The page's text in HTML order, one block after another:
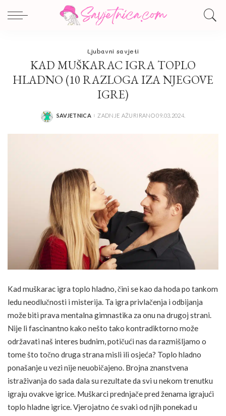
Ljubavni savjeti
KAD MUŠKARAC IGRA TOPLO
HLADNO (10 RAZLOGA IZA NJEGOVE
IGRE)
POSTED
SAVJETNICA ZADNJE AŽURIRANO 09.03.2024.
Kad muškarac igra toplo hladno, čini se kao da hoda po tankom
ledu neodlučnosti i misterija. Ta igra privlačenja i odbijanja
može biti prava mentalna gimnastika za onu na drugoj strani.
Nije li fascinantno kako nešto tako kontradiktorno može
održavati naš interes budnim, potičući nas da razmišljamo o
tome što točno druga strana misli ili osjeća? Toplo hladno
ponašanje u vezi nije neuobičajeno. Brojna znanstvena
istraživanja do sada dala su rezultate da svi u nekom trenutku
igraju ovakve igrice. Muškarci prednjače pred ženama igrajući
toplo hladne igrice. Vjerojatno će svaki od njih ponekad u